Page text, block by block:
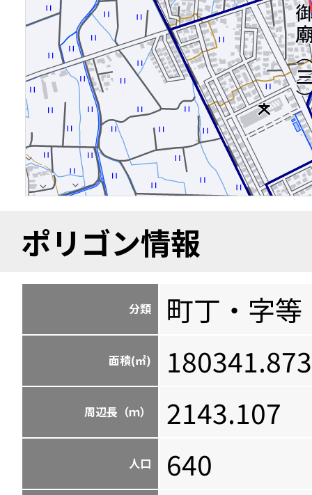
ポリゴン情報
分類 町丁・字等
面積(㎡) 180341.873
周辺長（ｍ） 2143.107
人口 640